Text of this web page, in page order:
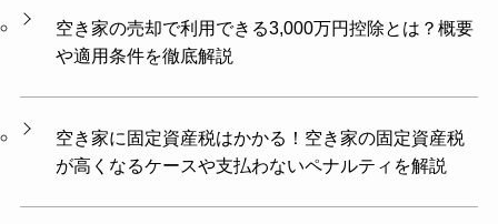
空き家の売却で利用できる3,000万円控除とは？概要
や適用条件を徹底解説
空き家に固定資産税はかかる！空き家の固定資産税
が高くなるケースや支払わないペナルティを解説